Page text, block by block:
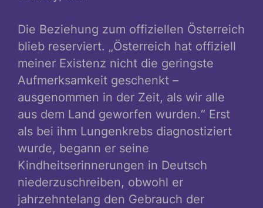
Die Beziehung zum offiziellen Österreich
blieb reserviert. „Österreich hat offiziell
meiner Existenz nicht die geringste
Aufmerksamkeit geschenkt –
ausgenommen in der Zeit, als wir alle
aus dem Land geworfen wurden.“ Erst
als bei ihm Lungenkrebs diagnostiziert
wurde, begann er seine
Kindheitserinnerungen in Deutsch
niederzuschreiben, obwohl er
jahrzehntelang den Gebrauch der